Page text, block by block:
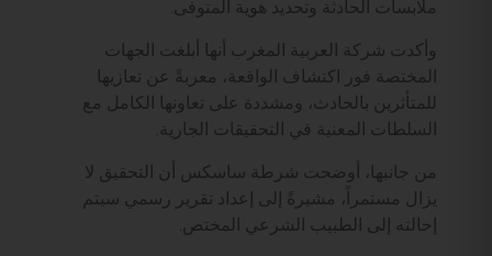
ملابسات الحادثة وتحديد هوية المتوفى.
وأكدت شركة العربية المغرب أنها أبلغت الجهات
المختصة فور اكتشاف الواقعة، معربةً عن تعازيها
للمتأثرين بالحادث، ومشددة على تعاونها الكامل مع
السلطات المعنية في التحقيقات الجارية.
من جانبها، أوضحت شرطة ساسكس أن التحقيق لا
يزال مستمراً، مشيرةً إلى إعداد تقرير رسمي سيتم
إحالته إلى الطبيب الشرعي المختص.